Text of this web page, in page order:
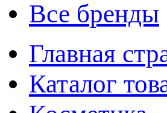
Все бренды
Главная
Каталог